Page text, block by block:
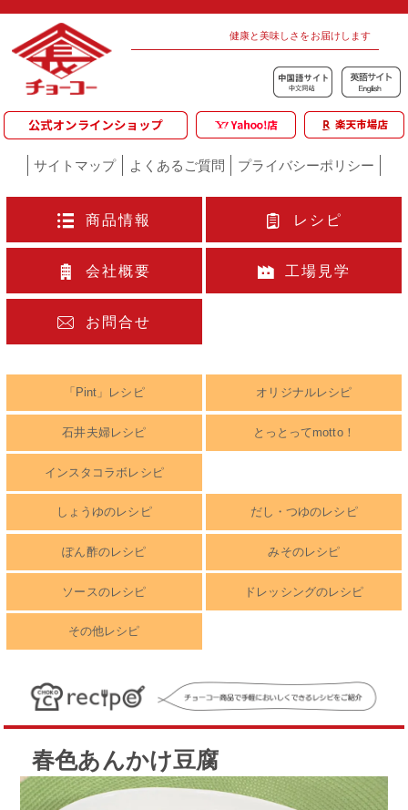
健康と美味しさをお届けします
サイトマップ よくあるご質問 プライバシーポリシー
商品情報 レシピ
会社概要 工場見学
お問合せ
「Pint」レシピ オリジナルレシピ
石井夫婦レシピ とっとってmotto！
インスタコラボレシピ
しょうゆのレシピ だし・つゆのレシピ
ぽん酢のレシピ みそのレシピ
ソースのレシピ ドレッシングのレシピ
その他レシピ
春色あんかけ豆腐